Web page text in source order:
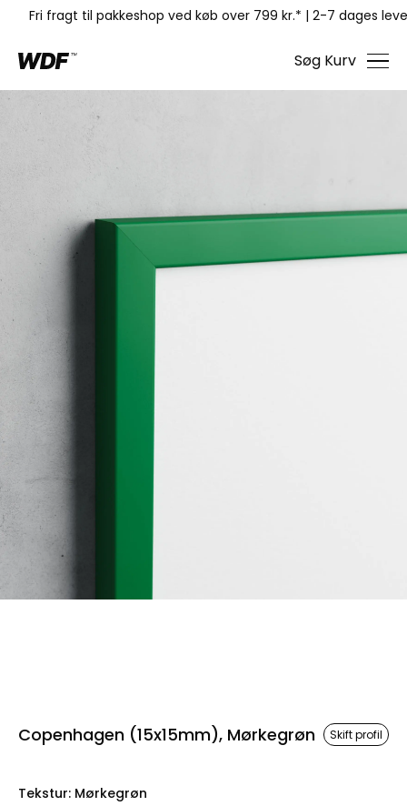
Fri fragt til pakkeshop ved køb over 799 kr.* | 2-7 dages
Søg Kurv
Copenhagen (15x15mm), Mørkegrøn Skift profil
Tekstur: Mørkegrøn